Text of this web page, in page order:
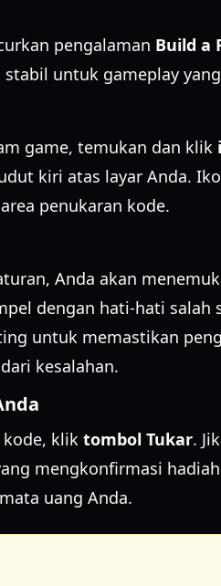
pengalaman Build a
untuk gameplay
game, temukan dan klik
kiri atas layar Anda.
penukaran kode.
Anda akan
dengan hati-hati
untuk memastikan
kesalahan.
kode, klik tombol Tukar.
mengkonfirmasi
uang Anda.